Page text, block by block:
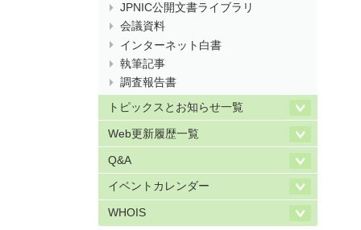
JPNIC公開文書ライブラリ
会議資料
インターネット白書
執筆記事
調査報告書
トピックスとお知らせ一覧
Web更新履歴一覧
Q&A
イベントカレンダー
WHOIS